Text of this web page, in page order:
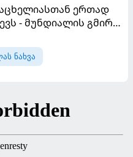
ერთად
- მუნდიალის გმირი
ნახვა